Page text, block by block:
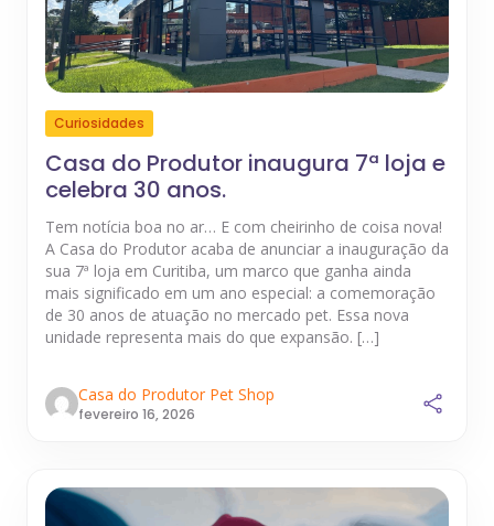
Curiosidades
Casa do Produtor inaugura 7ª loja e
celebra 30 anos.
Tem notícia boa no ar… E com cheirinho de coisa nova!
A Casa do Produtor acaba de anunciar a inauguração da
sua 7ª loja em Curitiba, um marco que ganha ainda
mais significado em um ano especial: a comemoração
de 30 anos de atuação no mercado pet. Essa nova
unidade representa mais do que expansão. […]
Casa do Produtor Pet Shop
fevereiro 16, 2026